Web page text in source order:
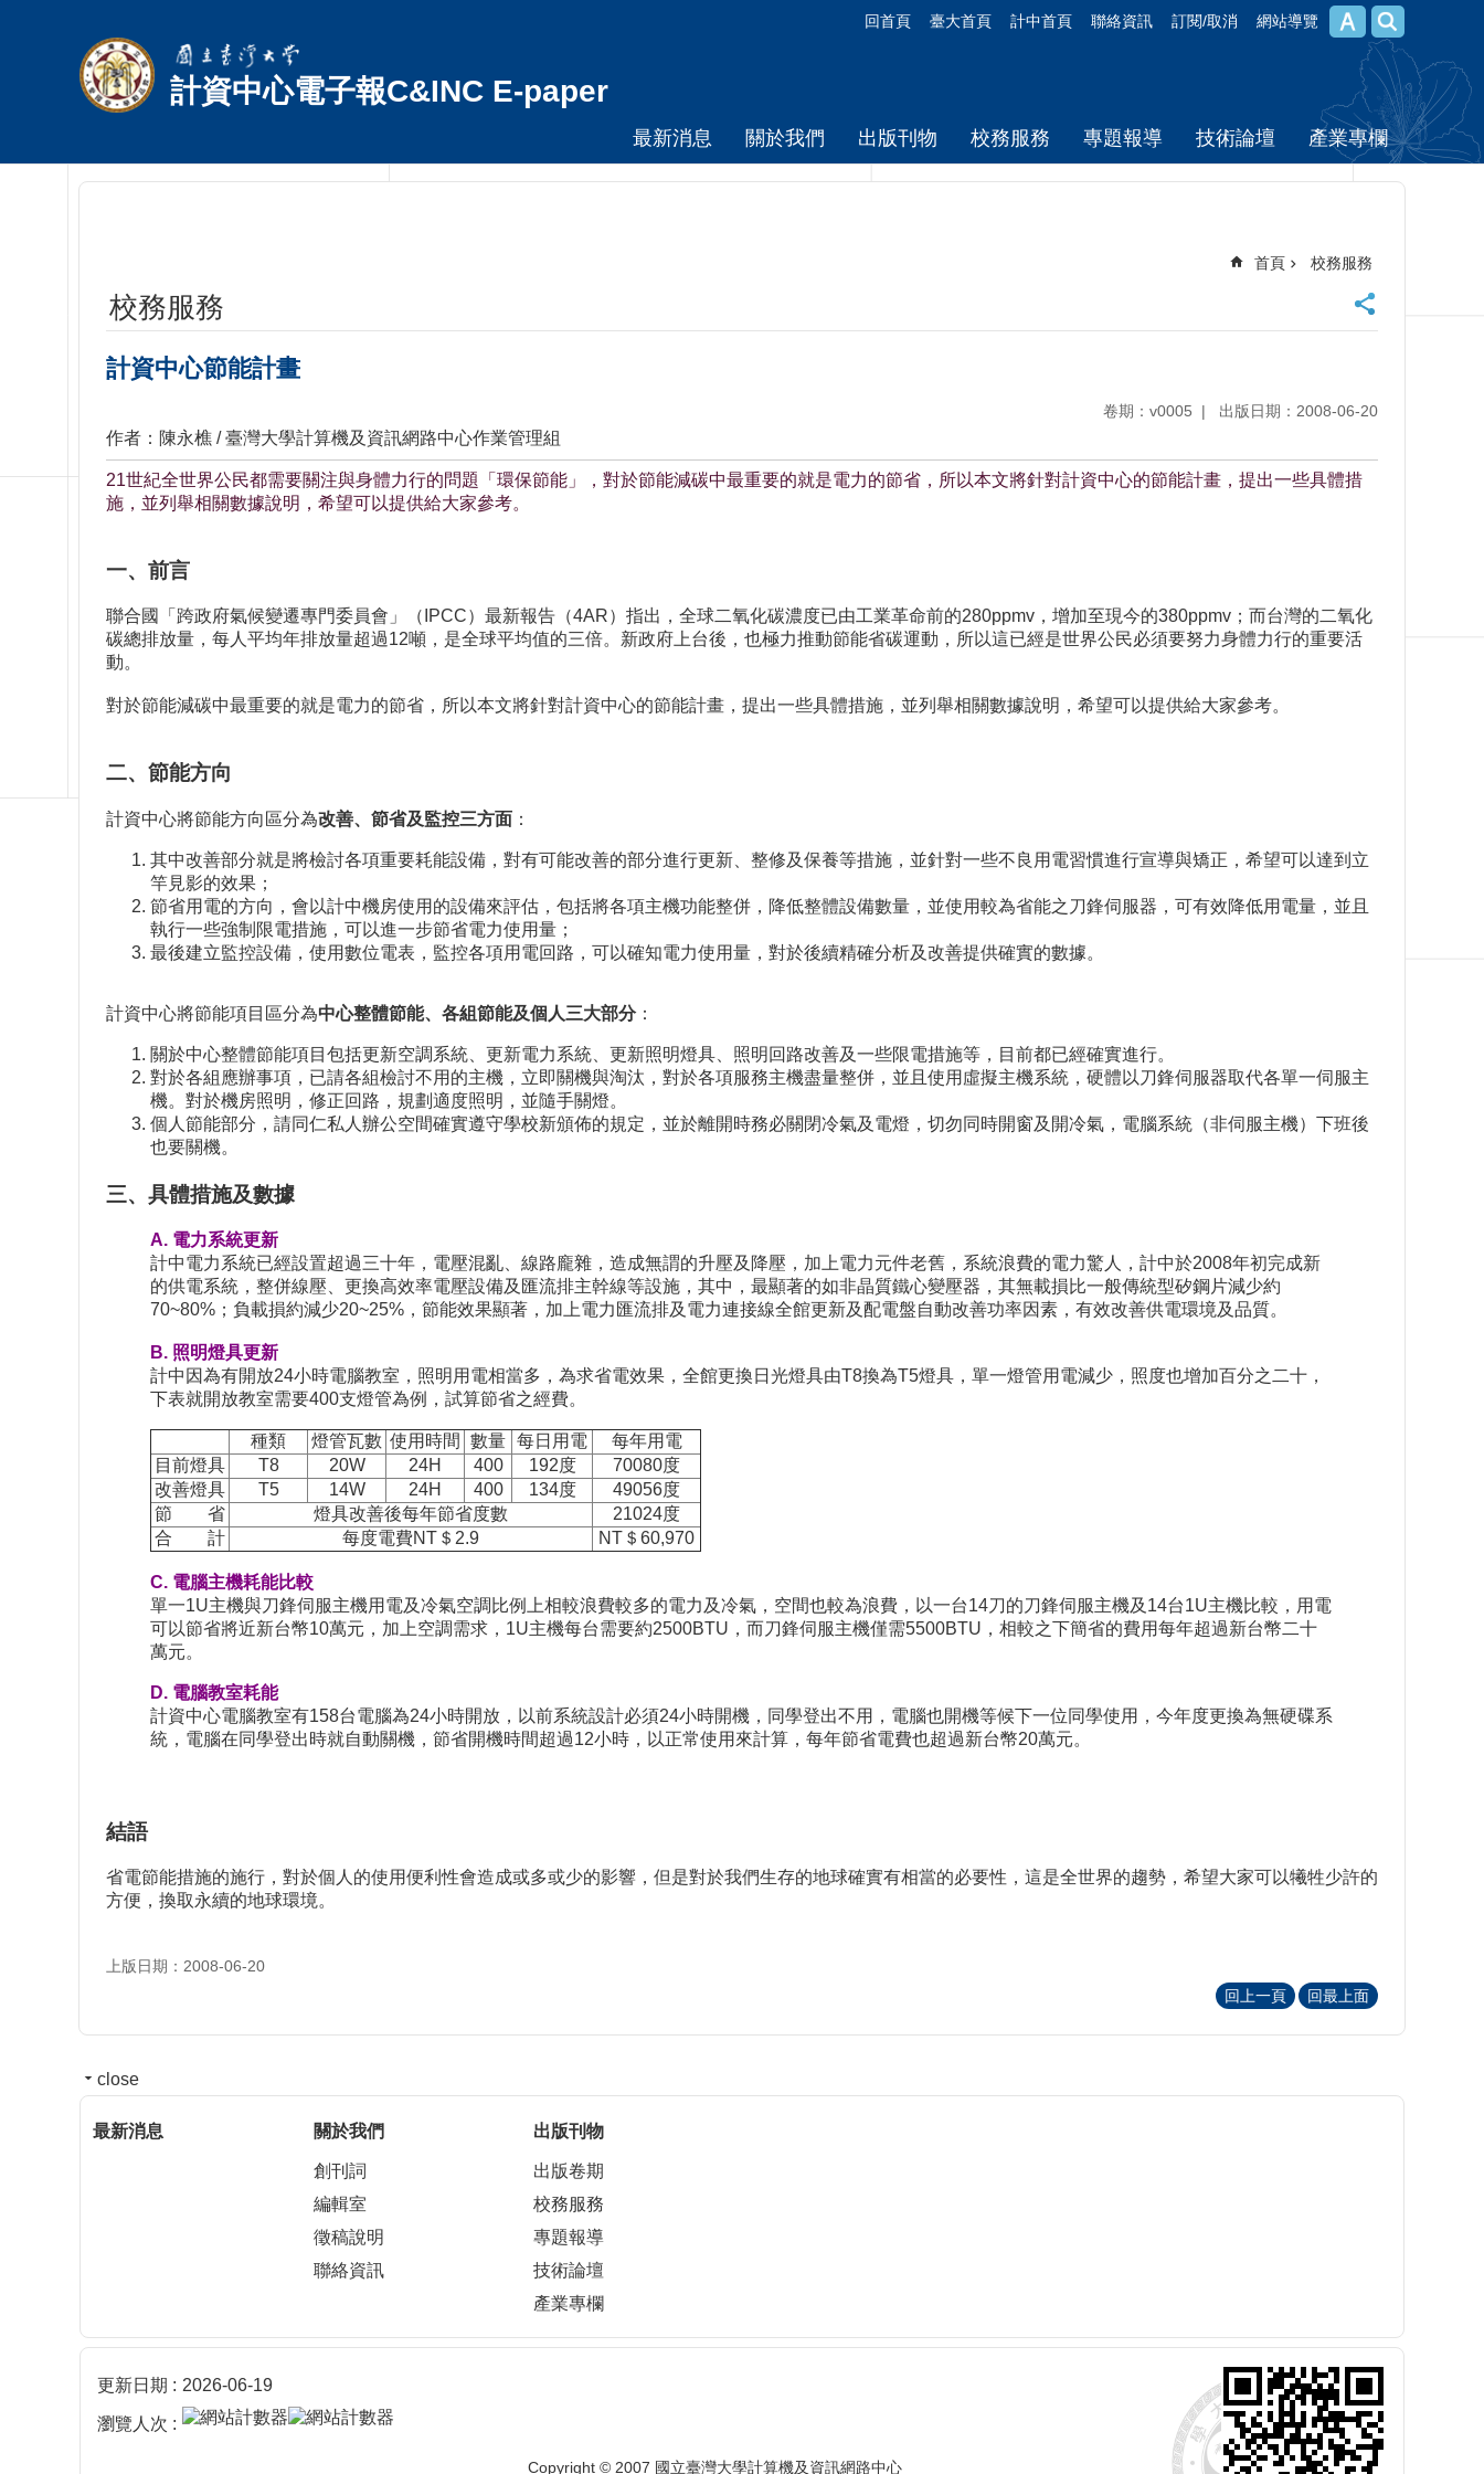
回首頁 臺大首頁 計中首頁 聯絡資訊 訂閱/取消 網站導覽
計資中心電子報C&INC E-paper
最新消息 關於我們 出版刊物 校務服務 專題報導 技術論壇 產業專欄
首頁 校務服務
校務服務
計資中心節能計畫
卷期：v0005 出版日期：2008-06-20
作者：陳永樵 / 臺灣大學計算機及資訊網路中心作業管理組
21世紀全世界公民都需要關注與身體力行的問題「環保節能」，對於節能減碳中最重要的就是電力的節省，所以本文將針對計資中心的節能計畫，提出一些具體措
施，並列舉相關數據說明，希望可以提供給大家參考。
一、前言
聯合國「跨政府氣候變遷專門委員會」（IPCC）最新報告（4AR）指出，全球二氧化碳濃度已由工業革命前的280ppmv，增加至現今的380ppmv；而台灣的二氧化
碳總排放量，每人平均年排放量超過12噸，是全球平均值的三倍。新政府上台後，也極力推動節能省碳運動，所以這已經是世界公民必須要努力身體力行的重要活
動。
對於節能減碳中最重要的就是電力的節省，所以本文將針對計資中心的節能計畫，提出一些具體措施，並列舉相關數據說明，希望可以提供給大家參考。
二、節能方向
計資中心將節能方向區分為改善、節省及監控三方面 ：
其中改善部分就是將檢討各項重要耗能設備，對有可能改善的部分進行更新、整修及保養等措施，並針對一些不良用電習慣進行宣導與矯正，希望可以達到立
竿見影的效果；
節省用電的方向，會以計中機房使用的設備來評估，包括將各項主機功能整併，降低整體設備數量，並使用較為省能之刀鋒伺服器，可有效降低用電量，並且
執行一些強制限電措施，可以進一步節省電力使用量；
最後建立監控設備，使用數位電表，監控各項用電回路，可以確知電力使用量，對於後續精確分析及改善提供確實的數據。
計資中心將節能項目區分為中心整體節能、各組節能及個人三大部分：
關於中心整體節能項目包括更新空調系統、更新電力系統、更新照明燈具、照明回路改善及一些限電措施等，目前都已經確實進行。
對於各組應辦事項，已請各組檢討不用的主機，立即關機與淘汰，對於各項服務主機盡量整併，並且使用虛擬主機系統，硬體以刀鋒伺服器取代各單一伺服主
機。對於機房照明，修正回路，規劃適度照明，並隨手關燈。
個人節能部分，請同仁私人辦公空間確實遵守學校新頒佈的規定，並於離開時務必關閉冷氣及電燈，切勿同時開窗及開冷氣，電腦系統（非伺服主機）下班後
也要關機。
三、具體措施及數據
A. 電力系統更新
計中電力系統已經設置超過三十年，電壓混亂、線路龐雜，造成無謂的升壓及降壓，加上電力元件老舊，系統浪費的電力驚人，計中於2008年初完成新
的供電系統，整併線壓、更換高效率電壓設備及匯流排主幹線等設施，其中，最顯著的如非晶質鐵心變壓器，其無載損比一般傳統型矽鋼片減少約
70~80%；負載損約減少20~25%，節能效果顯著，加上電力匯流排及電力連接線全館更新及配電盤自動改善功率因素，有效改善供電環境及品質。
B. 照明燈具更新
計中因為有開放24小時電腦教室，照明用電相當多，為求省電效果，全館更換日光燈具由T8換為T5燈具，單一燈管用電減少，照度也增加百分之二十，
下表就開放教室需要400支燈管為例，試算節省之經費。
種類 燈管瓦數 使用時間 數量 每日用電
每年用電
目前燈具
T8 20W 24H 400 192度
70080度
改善燈具
T5 14W 24H 400 134度
49056度
節 省
燈具改善後每年節省度數
21024度
合 計
每度電費NT＄2.9 NT＄60,970
C. 電腦主機耗能比較
單一1U主機與刀鋒伺服主機用電及冷氣空調比例上相較浪費較多的電力及冷氣，空間也較為浪費，以一台14刀的刀鋒伺服主機及14台1U主機比較，用電
可以節省將近新台幣10萬元，加上空調需求，1U主機每台需要約2500BTU，而刀鋒伺服主機僅需5500BTU，相較之下簡省的費用每年超過新台幣二十
萬元。
D. 電腦教室耗能
計資中心電腦教室有158台電腦為24小時開放，以前系統設計必須24小時開機，同學登出不用，電腦也開機等候下一位同學使用，今年度更換為無硬碟系
統，電腦在同學登出時就自動關機，節省開機時間超過12小時，以正常使用來計算，每年節省電費也超過新台幣20萬元。
結語
省電節能措施的施行，對於個人的使用便利性會造成或多或少的影響，但是對於我們生存的地球確實有相當的必要性，這是全世界的趨勢，希望大家可以犧牲少許的
方便，換取永續的地球環境。
上版日期：2008-06-20
回上一頁
回最上面
close
最新消息 關於我們
創刊詞
編輯室
徵稿說明
聯絡資訊
出版刊物
出版卷期
校務服務
專題報導
技術論壇
產業專欄
更新日期 2026-06-19
瀏覽人次
Copyright © 2007 國立臺灣大學計算機及資訊網路中心